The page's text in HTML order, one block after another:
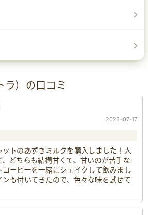
ラ）の口コミ
2025-07-17
トのあずきミルクを購入しました！人
どちらも結構甘くて、甘いのが苦手な
ーヒーを一緒にシェイクして飲みまし
も付いてきたので、色々な味を試せて